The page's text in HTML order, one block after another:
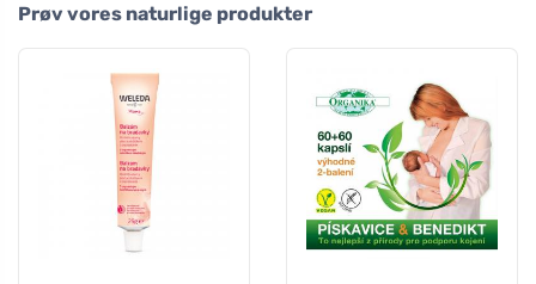
Prøv vores naturlige produkter